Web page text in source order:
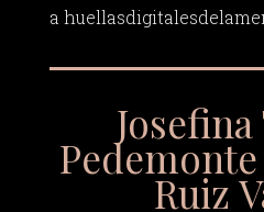
a
Ruiz